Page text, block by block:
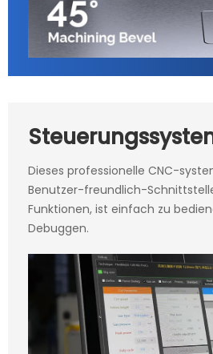
Dieses professionelle CNC-
Benutzer-freundlich-
Funktionen, ist einfach zu
Debuggen.